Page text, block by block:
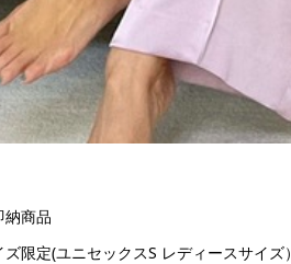
納商品
ズ限定(ユニセックスS レディースサイズ）